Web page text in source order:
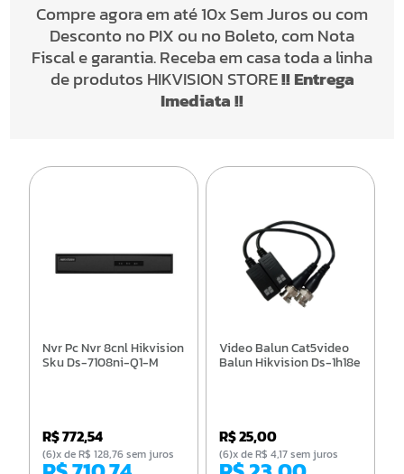
Compre agora em até 10x Sem Juros ou com
Desconto no PIX ou no Boleto, com Nota
Fiscal e garantia. Receba em casa toda a linha
de produtos HIKVISION STORE!! Entrega
Imediata !!
Nvr Pc Nvr 8cnl Hikvision
Sku Ds-7108ni-Q1-M
R$ 772,54
(6)x de R$ 128,76 sem juros
Video Balun Cat5video
Balun Hikvision Ds-1h18e
R$ 25,00
(6)x de R$ 4,17 sem juros